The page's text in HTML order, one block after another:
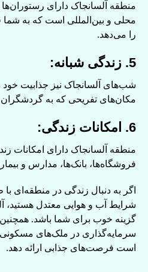
منطقه آلسانجاک دارای
محلی و بین‌المللی است که به
را می‌دهد.
5. زندگی شبانه:
شب‌های آلسانجاک نیز جذابیت خود را
مکان‌های تفریحی که به گردشگران
6. امکانات زندگی:
منطقه آلسانجاک دارای امکانات
فروشگاه‌ها، بانک‌ها، مدارس و
اگر به دنبال زندگی در منطقه‌ای
شرایط آب و هوایی معتدل
گزینه خوب برای شما باشد.
سرمایه‌گذاری در ملک‌های مسکونی
است فرصت‌های جذابی ارائه دهد.